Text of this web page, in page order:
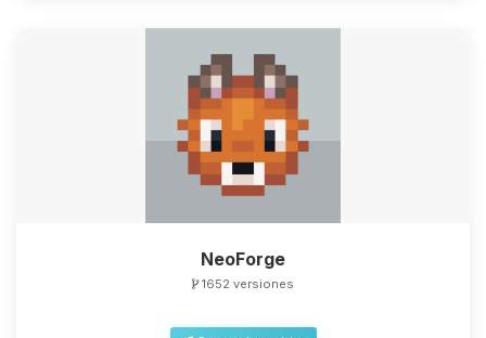
NeoForge
1652 versiones